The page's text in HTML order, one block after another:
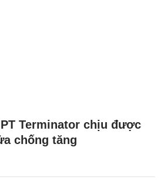
Terminator chịu được
chống tăng